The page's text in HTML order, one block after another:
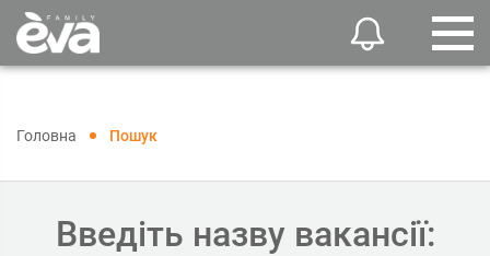
Головна Пошук
Введіть назву вакансії: